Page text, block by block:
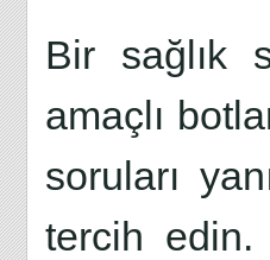
Bir sağlık
amaçlı
soruları
tercih edin.